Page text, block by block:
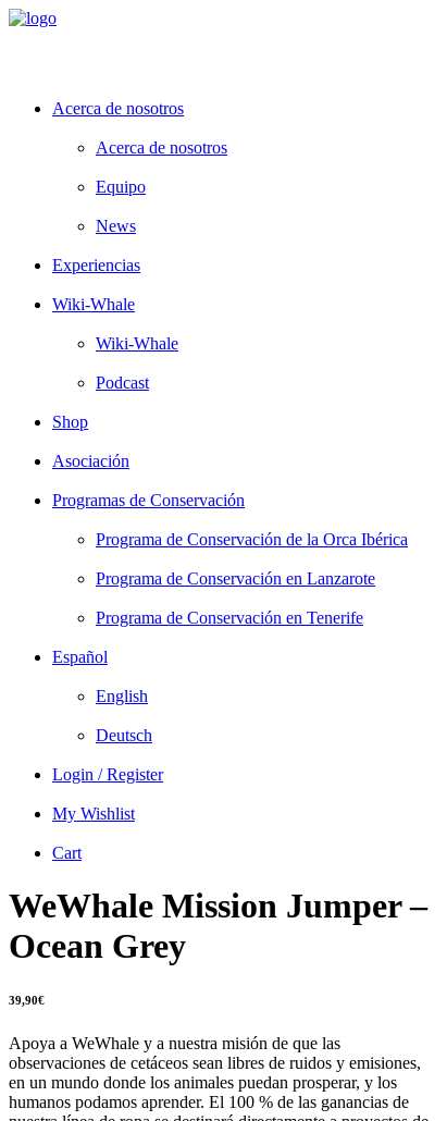
Acerca de nosotros
Acerca de nosotros
Equipo
News
Experiencias
Wiki-Whale
Wiki-Whale
Podcast
Shop
Asociación
Programas de Conservación
Programa de Conservación de la Orca Ibérica
Programa de Conservación en Lanzarote
Programa de Conservación en Tenerife
Español
English
Deutsch
Login / Register
My Wishlist
Cart
WeWhale Mission Jumper –
Ocean Grey
39,90€
Apoya a WeWhale y a nuestra misión de que las
observaciones de cetáceos sean libres de ruidos y emisiones,
en un mundo donde los animales puedan prosperar, y los
humanos podamos aprender. El 100 % de las ganancias de